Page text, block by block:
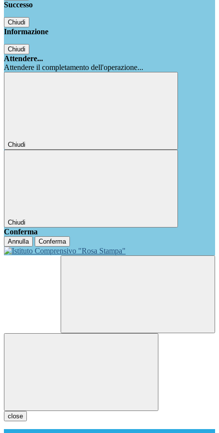
Successo
Chiudi
Informazione
Chiudi
Attendere...
Attendere il completamento dell'operazione...
Chiudi
Chiudi
Conferma
Annulla Conferma
close